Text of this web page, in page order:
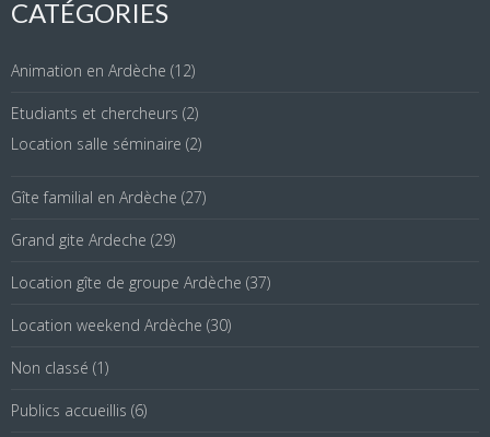
CATÉGORIES
Animation en Ardèche (12)
Etudiants et chercheurs (2)
Location salle séminaire (2)
Gîte familial en Ardèche (27)
Grand gite Ardeche (29)
Location gîte de groupe Ardèche (37)
Location weekend Ardèche (30)
Non classé (1)
Publics accueillis (6)